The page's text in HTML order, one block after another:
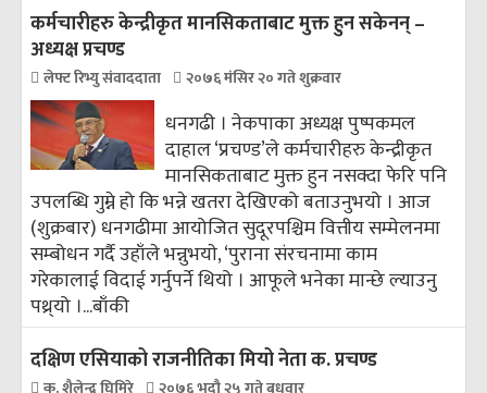
कर्मचारीहरु केन्द्रीकृत मानसिकताबाट मुक्त हुन सकेनन् –
अध्यक्ष प्रचण्ड
लेफ्ट रिभ्यु संवाददाता २०७६ मंसिर २० गते शुक्रवार
धनगढी । नेकपाका अध्यक्ष पुष्पकमल
दाहाल ‘प्रचण्ड’ले कर्मचारीहरु केन्द्रीकृत
मानसिकताबाट मुक्त हुन नसक्दा फेरि पनि
उपलब्धि गुम्ने हो कि भन्ने खतरा देखिएको बताउनुभयो । आज
(शुक्रबार) धनगढीमा आयोजित सुदूरपश्चिम वित्तीय सम्मेलनमा
सम्बोधन गर्दै उहाँले भन्नुभयाे, ‘पुराना संरचनामा काम
गरेकालाई विदाई गर्नुपर्ने थियो । आफूले भनेका मान्छे ल्याउनु
पथ्र्यो ।...बाँकी
दक्षिण एसियाको राजनीतिका मियो नेता क. प्रचण्ड